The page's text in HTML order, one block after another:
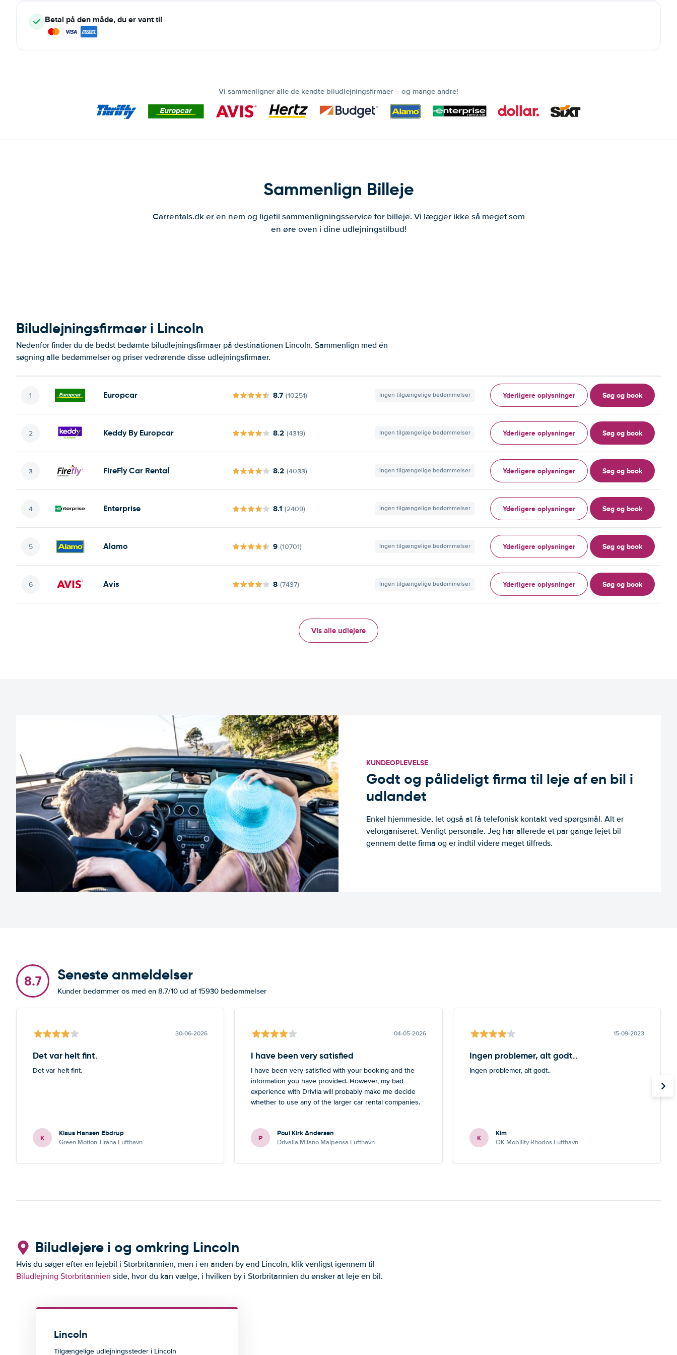
Betal på den måde, du er vant til
Vi sammenligner alle de kendte biludlejningsfirmaer – og mange andre!
Sammenlign Billeje
Carrentals.dk er en nem og ligetil sammenligningsservice for billeje. Vi lægger ikke så meget som
en øre oven i dine udlejningstilbud!
Biludlejningsfirmaer i Lincoln
Nedenfor finder du de bedst bedømte biludlejningsfirmaer på destinationen Lincoln. Sammenlign med én
søgning alle bedømmelser og priser vedrørende disse udlejningsfirmaer.
Europcar 8.7 (10251) Ingen tilgængelige bedømmelser Yderligere oplysninger Søg og book
Keddy By Europcar 8.2 (4319) Ingen tilgængelige bedømmelser Yderligere oplysninger Søg og book
FireFly Car Rental 8.2 (4033) Ingen tilgængelige bedømmelser Yderligere oplysninger Søg og book
Enterprise 8.1 (2409) Ingen tilgængelige bedømmelser Yderligere oplysninger Søg og book
Alamo 9 (10701) Ingen tilgængelige bedømmelser Yderligere oplysninger Søg og book
Avis 8 (7437) Ingen tilgængelige bedømmelser Yderligere oplysninger Søg og book
Vis alle udlejere
KUNDEOPLEVELSE
Godt og pålideligt firma til leje af en bil i
udlandet
Enkel hjemmeside, let også at få telefonisk kontakt ved spørgsmål. Alt er
velorganiseret. Venligt personale. Jeg har allerede et par gange lejet bil
gennem dette firma og er indtil videre meget tilfreds.
8.7 Seneste anmeldelser
Kunder bedømmer os med en 8.7/10 ud af 15930 bedømmelser
30-06-2026
Det var helt fint.
Det var helt fint.
K Klaus Hansen Ebdrup
Green Motion Tirana Lufthavn
04-05-2026
I have been very satisfied
I have been very satisfied with your booking and the
information you have provided. However, my bad
experience with Drivlia will probably make me decide
whether to use any of the larger car rental companies.
P Poul Kirk Andersen
Drivalia Milano Malpensa Lufthavn
15-09-2023
Ingen problemer, alt godt..
Ingen problemer, alt godt..
K Kim
OK Mobility Rhodos Lufthavn
Biludlejere i og omkring Lincoln
Hvis du søger efter en lejebil i Storbritannien, men i en anden by end Lincoln, klik venligst igennem til
Biludlejning Storbritannien side, hvor du kan vælge, i hvilken by i Storbritannien du ønsker at leje en bil.
Lincoln
Tilgængelige udlejningssteder i Lincoln